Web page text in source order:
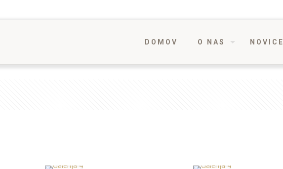
DOMOV O NAS NOVICE